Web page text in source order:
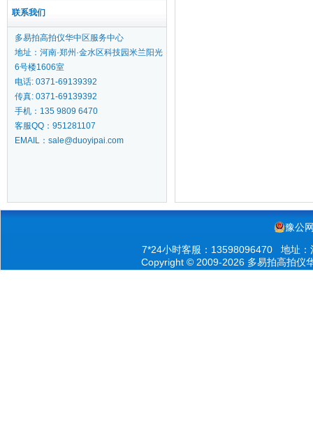
联系我们
多易拍高拍仪华中区服务中心
地址：河南·郑州·金水区科技园米兰阳光
6号楼1606室
电话: 0371-69139392
传真: 0371-69139392
手机：135 9809 6470
客服QQ：951281107
EMAIL：sale@duoyipai.com
豫公
7*24小时客服：13598096470 地址：
Copyright © 2009-2026 多易拍高拍仪